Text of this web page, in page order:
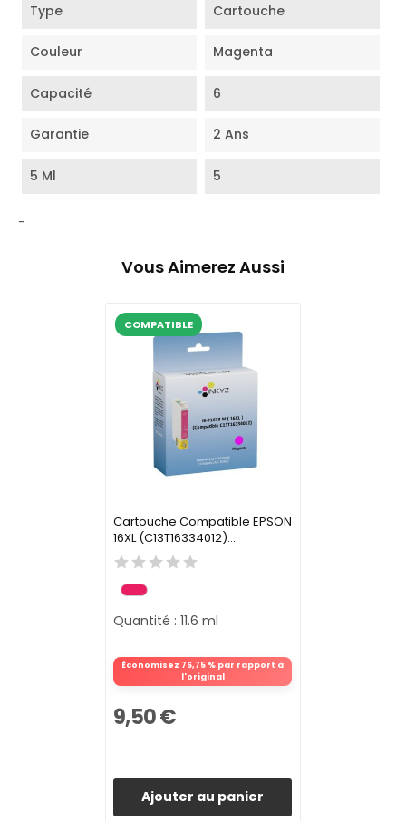
Type Cartouche
Couleur Magenta
Capacité 6
Garantie 2 Ans
5 Ml 5
-
Vous Aimerez Aussi
COMPATIBLE
Cartouche Compatible EPSON
16XL (C13T16334012)...
Économisez 76,75 % par rapport à
l'original
Quantité : 11.6 ml
9,50 €
Ajouter au panier